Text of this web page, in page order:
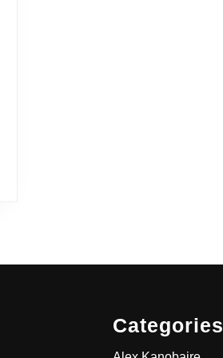
Categories